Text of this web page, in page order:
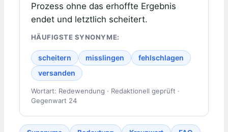
Prozess ohne das erhoffte Ergebnis
endet und letztlich scheitert.
HÄUFIGSTE SYNONYME:
scheitern misslingen
fehlschlagen
versanden
Wortart: Redewendung · Redaktionell geprüft ·
Gegenwart 24